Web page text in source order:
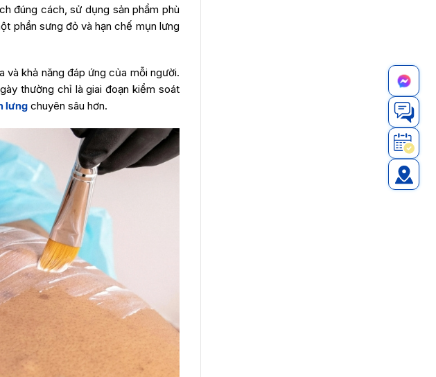
đúng cách, sử dụng sản phẩm phù
phần sưng đỏ và hạn chế mụn lưng
và khả năng đáp ứng của mỗi người.
thường chỉ là giai đoạn kiểm soát
lưngchuyên sâu hơn.